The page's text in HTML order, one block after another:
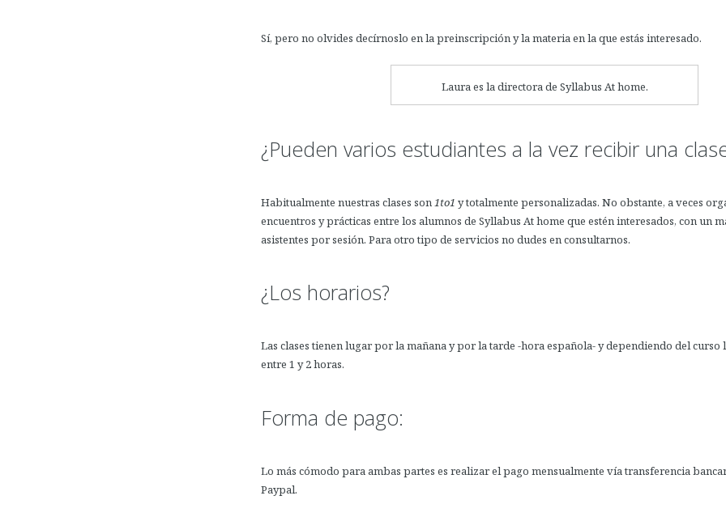
Sí, pero no olvides decírnoslo en la preinscripción y la materia en la que estás interesado.
Laura es la directora de Syllabus At home.
¿Pueden varios estudiantes a la vez recibir una
Habitualmente nuestras clases son1to1 y totalmente personalizadas. No obstante, a veces
encuentros y prácticas entre los alumnos de Syllabus At home que estén interesados, con un
asistentes por sesión. Para otro tipo de servicios no dudes en consultarnos.
¿Los horarios?
Las clases tienen lugar por la mañana y por la tarde -hora española- y dependiendo del
entre 1 y 2 horas.
Forma de pago:
Lo más cómodo para ambas partes es realizar el pago mensualmente vía transferencia
Paypal.